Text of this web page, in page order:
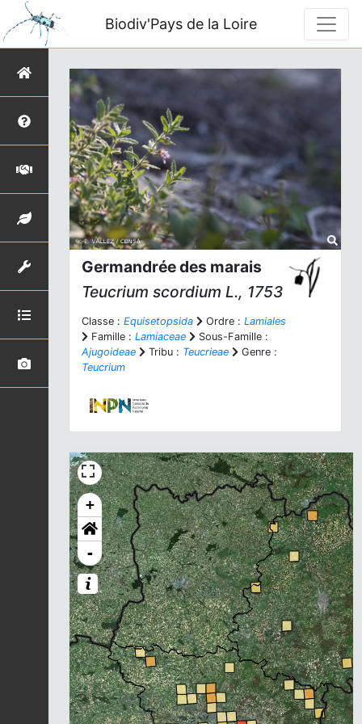
Biodiv'Pays de la Loire
Germandrée des marais
Teucrium scordium L., 1753
Classe : Equisetopsida Ordre : Lamiales
Famille : Lamiaceae
Sous-Famille :
Ajugoideae
Tribu : Teucrieae
Genre :
Teucrium
+
-